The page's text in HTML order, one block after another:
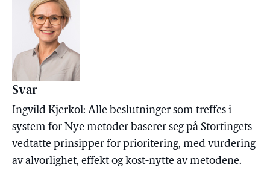
Svar
Ingvild Kjerkol: Alle beslutninger som treffes i
system for Nye metoder baserer seg på Stortingets
vedtatte prinsipper for prioritering, med vurdering
av alvorlighet, effekt og kost-nytte av metodene.